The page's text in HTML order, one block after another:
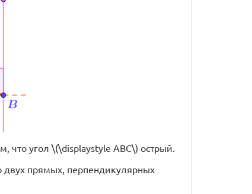
что угол \(\displaystyle ABC\) острый.
двух прямых, перпендикулярных